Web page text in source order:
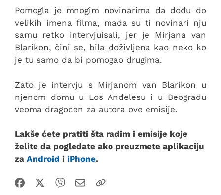
Pomogla je mnogim novinarima da dođu do
velikih imena filma, mada su ti novinari nju
samu retko intervjuisali, jer je Mirjana van
Blarikon, čini se, bila doživljena kao neko ko
je tu samo da bi pomogao drugima.
Zato je intervju s Mirjanom van Blarikon u
njenom domu u Los Anđelesu i u Beogradu
veoma dragocen za autora ove emisije.
Lakše ćete pratiti šta radim i emisije koje
želite da pogledate ako preuzmete aplikaciju
za Android i iPhone.